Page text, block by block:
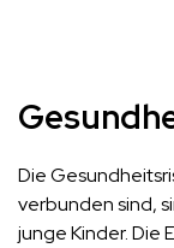
Die
verbunden sind,
junge Kinder. Die